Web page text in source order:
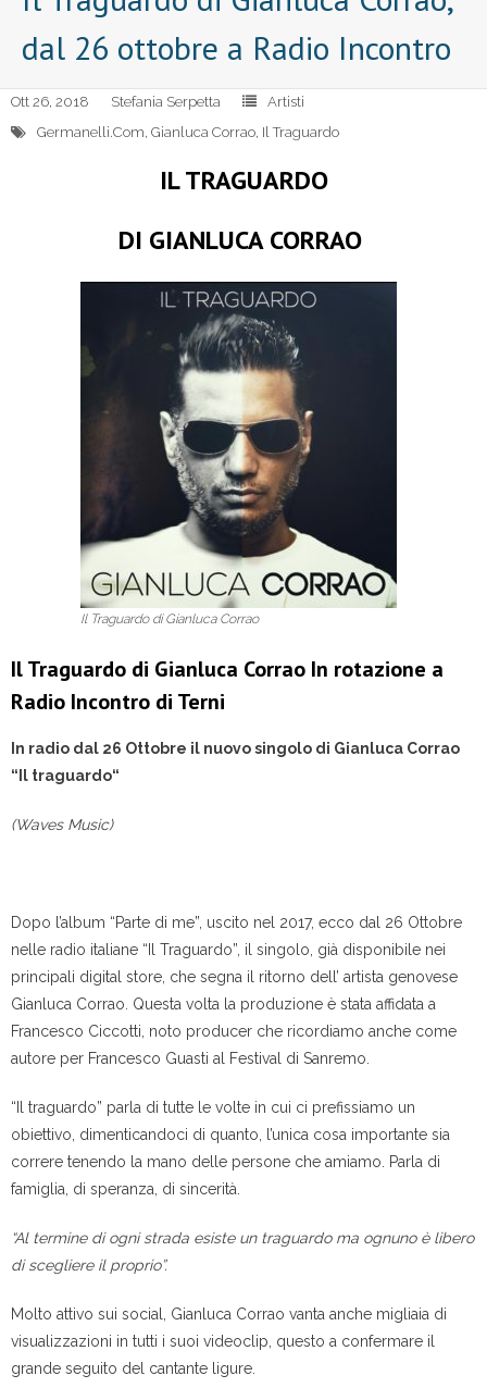
dal 26 ottobre a Radio Incontro
Ott 26, 2018 Stefania Serpetta
Artisti
Germanelli.Com, Gianluca Corrao, Il Traguardo
IL TRAGUARDO
DI GIANLUCA CORRAO
Il Traguardo di Gianluca Corrao
Il Traguardo di Gianluca Corrao In rotazione a
Radio Incontro di Terni
In radio dal 26 Ottobre il nuovo singolo di Gianluca Corrao
“Il traguardo“
(Waves Music)
Dopo l’album “Parte di me”, uscito nel 2017, ecco dal 26 Ottobre
nelle radio italiane “Il Traguardo”, il singolo, già disponibile nei
principali digital store, che segna il ritorno dell’ artista genovese
Gianluca Corrao. Questa volta la produzione è stata affidata a
Francesco Ciccotti, noto producer che ricordiamo anche come
autore per Francesco Guasti al Festival di Sanremo.
“Il traguardo” parla di tutte le volte in cui ci prefissiamo un
obiettivo, dimenticandoci di quanto, l’unica cosa importante sia
correre tenendo la mano delle persone che amiamo. Parla di
famiglia, di speranza, di sincerità.
“Al termine di ogni strada esiste un traguardo ma ognuno è libero
di scegliere il proprio”.
Molto attivo sui social, Gianluca Corrao vanta anche migliaia di
visualizzazioni in tutti i suoi videoclip, questo a confermare il
grande seguito del cantante ligure.